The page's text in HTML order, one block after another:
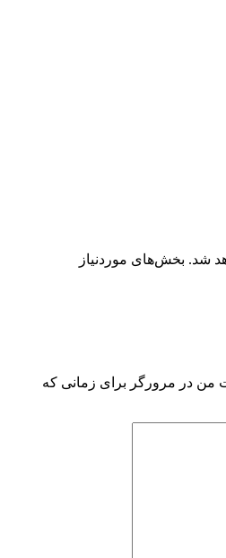
شد. بخش‌های موردنیاز
من در مرورگر برای زمانی که